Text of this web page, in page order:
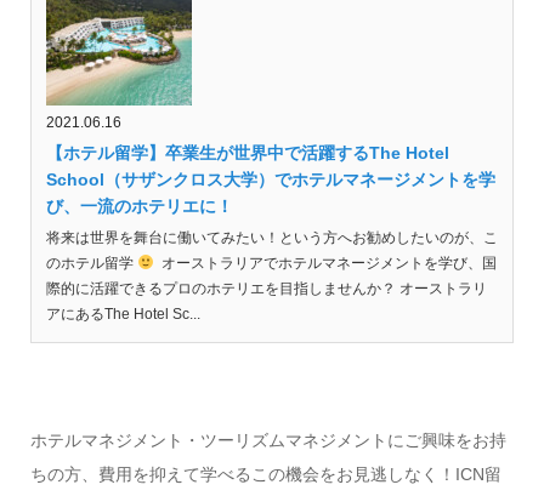
2021.06.16
【ホテル留学】卒業生が世界中で活躍するThe Hotel
School（サザンクロス大学）でホテルマネージメントを学
び、一流のホテリエに！
将来は世界を舞台に働いてみたい！という方へお勧めしたいのが、こ
のホテル留学
オーストラリアでホテルマネージメントを学び、国
際的に活躍できるプロのホテリエを目指しませんか？ オーストラリ
アにあるThe Hotel Sc...
ホテルマネジメント・ツーリズムマネジメントにご興味をお持
ちの方、費用を抑えて学べるこの機会をお見逃しなく！ICN留